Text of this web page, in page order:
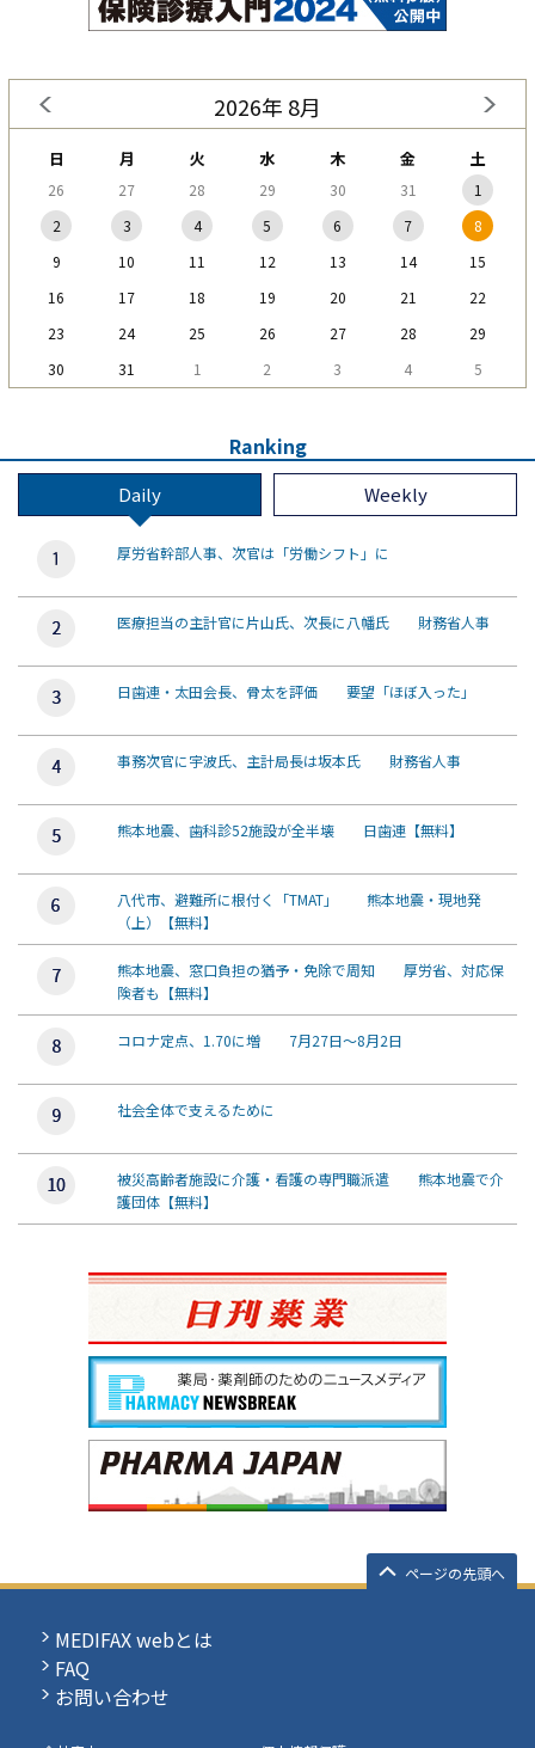
2026年 8月
日 月 火 水 木 金 土
26 27 28 29 30 31
1
2
3 4 5 6 7
8
9
10 11 12 13 14
15
16
17 18 19 20 21
22
23
24 25 26 27 28
29
30
31 1 2 3 4 5
Ranking
Daily Weekly
厚労省幹部人事、次官は「労働シフト」に
医療担当の主計官に片山氏、次長に八幡氏 財務省人事
日歯連・太田会長、骨太を評価 要望「ほぼ入った」
事務次官に宇波氏、主計局長は坂本氏 財務省人事
熊本地震、歯科診52施設が全半壊 日歯連【無料】
八代市、避難所に根付く「TMAT」 熊本地震・現地発
（上）【無料】
熊本地震、窓口負担の猶予・免除で周知 厚労省、対応保
険者も【無料】
コロナ定点、1.70に増 7月27日～8月2日
社会全体で支えるために
被災高齢者施設に介護・看護の専門職派遣 熊本地震で介
護団体【無料】
ページの先頭へ
MEDIFAX webとは
FAQ
お問い合わせ